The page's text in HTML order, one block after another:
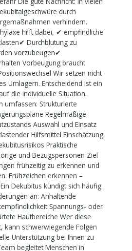
durch
verhindern.
hilft dabei, ✔ empfindliche
Durchblutung zu
vorzubeugen✔
Vorbeugung braucht
Wir setzen nicht
Umlagern. Entscheidend ist ein
die individuelle Situation.
umfassen: Strukturierte
Regelmäßige
Auswahl und Einsatz
Hilfsmittel Einschätzung
Praktische
und Bezugspersonen Ziel
frühzeitig zu erkennen und
Frühzeichen erkennen –
Dekubitus kündigt sich häufig
an: Anhaltende
Spannungs- oder
Hautbereiche Wer diese
kann schwerwiegende Folgen
Unterstützung bei Ihnen zu
begleitet Menschen in